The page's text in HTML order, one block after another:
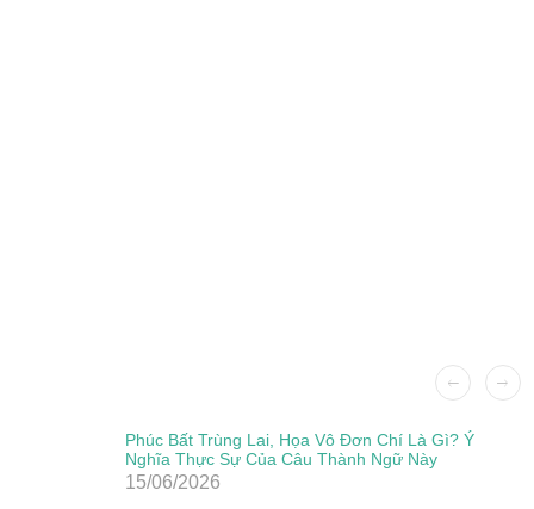
Phúc Bất Trùng Lai, Họa Vô Đơn Chí Là Gì? Ý
Nghĩa Thực Sự Của Câu Thành Ngữ Này
15/06/2026